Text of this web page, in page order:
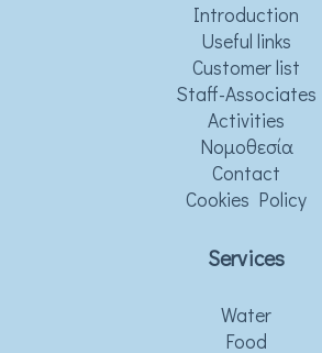
Introduction
Useful links
Customer list
Staff-Associates
Activities
Νομοθεσία
Contact
Cookies Policy
Services
Water
Food